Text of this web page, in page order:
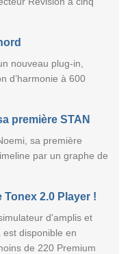
nouveau plug-in,
d’harmonie à 600
première STAN
sa première
par un graphe de
Tonex 2.0 Player !
d'amplis et
disponible en
de 220 Premium